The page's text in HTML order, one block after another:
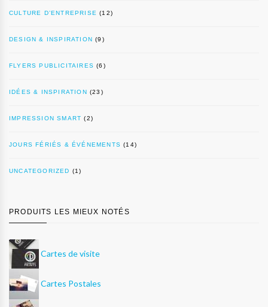
CULTURE D’ENTREPRISE (12)
DESIGN & INSPIRATION (9)
FLYERS PUBLICITAIRES (6)
IDÉES & INSPIRATION (23)
IMPRESSION SMART (2)
JOURS FÉRIÉS & ÉVÉNEMENTS (14)
UNCATEGORIZED (1)
PRODUITS LES MIEUX NOTÉS
Cartes de visite
Cartes Postales